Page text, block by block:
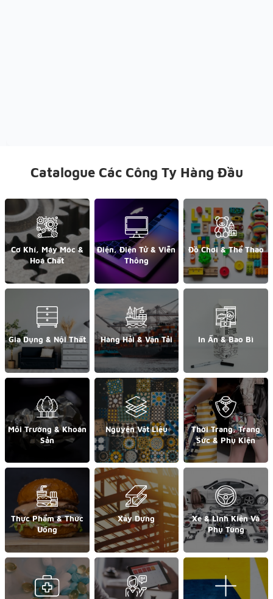
Catalogue Các Công Ty Hàng Đầu
Cơ Khí, Máy Móc &
Hoá Chất
Điện, Điện Tử & Viễn
Thông
Đồ Chơi & Thể Thao
Gia Dụng & Nội Thất Hàng Hải & Vận Tải In Ấn & Bao Bì
Môi Trường & Khoán
Sản
Nguyên Vật Liệu
Thời Trang, Trang
Sức & Phụ Kiện
Thực Phẩm & Thức
Uống
Xây Dựng
Xe & Linh Kiện Và
Phụ Tùng